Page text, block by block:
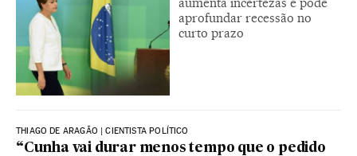
aprofundar recessão no
curto prazo
THIAGO DE ARAGÃO | CIENTISTA POLÍTICO
“Cunha vai durar menos tempo que o pedido